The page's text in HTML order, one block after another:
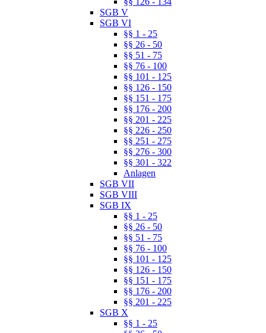
SGB V
SGB VI
§§ 1 - 25
§§ 26 - 50
§§ 51 - 75
§§ 76 - 100
§§ 101 - 125
§§ 126 - 150
§§ 151 - 175
§§ 176 - 200
§§ 201 - 225
§§ 226 - 250
§§ 251 - 275
§§ 276 - 300
§§ 301 - 322
Anlagen
SGB VII
SGB VIII
SGB IX
§§ 1 - 25
§§ 26 - 50
§§ 51 - 75
§§ 76 - 100
§§ 101 - 125
§§ 126 - 150
§§ 151 - 175
§§ 176 - 200
§§ 201 - 225
SGB X
§§ 1 - 25